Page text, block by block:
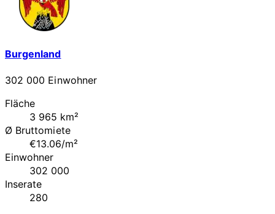
Burgenland
302 000 Einwohner
Fläche
3 965 km²
Ø Bruttomiete
€13.06/m²
Einwohner
302 000
Inserate
280